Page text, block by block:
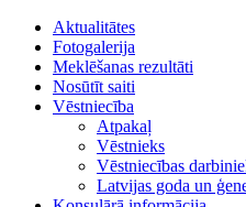
Aktualitātes
Fotogalerija
Meklēšanas rezultāti
Nosūtīt saiti
Vēstniecība
Atpakaļ
Vēstnieks
Vēstniecības
Latvijas goda un